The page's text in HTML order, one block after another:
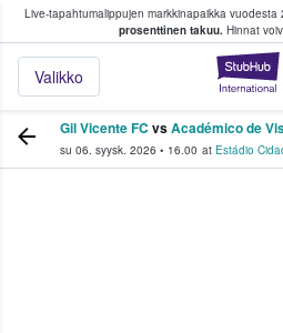
Live-tapahtumalippujen markkinapaikka vuodesta
prosenttinen takuu. Hinnat
Valikko
fanit ostavat ja myyvät
Gil Vicente FC vsAcadémico de
su 06. syysk. 2026 • 16.00 at Estádio